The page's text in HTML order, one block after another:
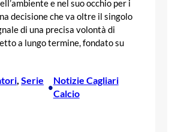
e nel suo occhio per i
decisione che va oltre il singolo
di una precisa volontà di
a lungo termine, fondato su
, Serie
•
Notizie Cagliari
Calcio